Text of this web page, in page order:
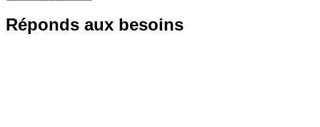
Réponds aux besoins